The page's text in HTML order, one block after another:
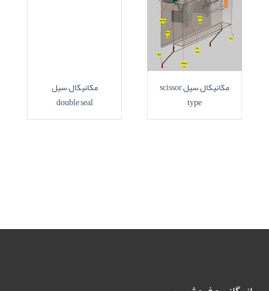
مکانیکال سیل scissor
type
مکانیکال سیل
double seal